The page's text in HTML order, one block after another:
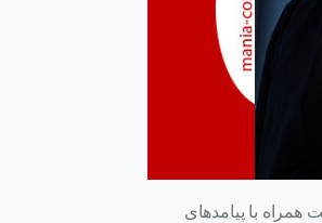
با پیامدهای